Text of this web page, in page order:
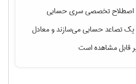
اصطلاح تخصصیسری حسابی
تصاعد حسابی می‌سازندو معادل
قابل مشاهده است